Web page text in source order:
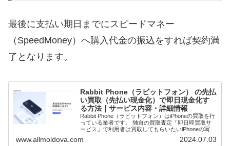
最後に支払い期日までにスピードマネー
（SpeedMoney）へ購入代金の振込をすれば契約満
了となります。
Rabbit Phone（ラビットフォン） の先払
い買取（先払い現金化）で即日現金化す
る方法｜サービス内容・詳細情報
Rabbit Phone（ラビットフォン）はiPhoneの買取を行
っている業者です。 独自の買取査定「即日即買取サ
ービス」で利用者は買取してもらいたいiPhoneの写真
を送ります。査定と買取価格が確定次第先払いで現金
買取してもらうことで即日...
www.allmoldova.com 2024.07.03